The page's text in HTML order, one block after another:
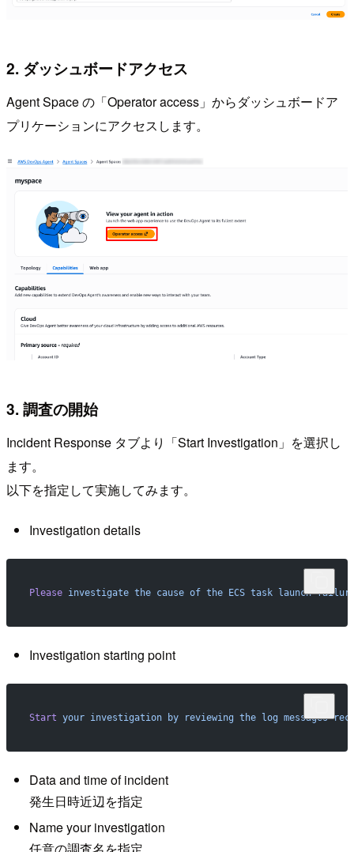
2. ダッシュボードアクセス
Agent Space の「Operator access」からダッシュボードア
プリケーションにアクセスします。
3. 調査の開始
Incident Response タブより「Start Investigation」を選択し
ます。
以下を指定して実施してみます。
Investigation details
Please investigate the cause of the ECS task launch
Investigation starting point
Start your investigation by reviewing the log messages
Data and time of incident
発生日時近辺を指定
Name your investigation